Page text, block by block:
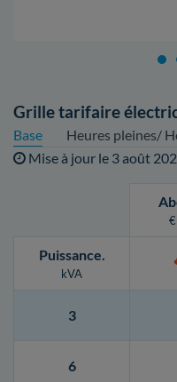
Grille tarifaire
Base
Heures pleines/
Mise à jour le 3 août
Puissance.
kVA
3
6